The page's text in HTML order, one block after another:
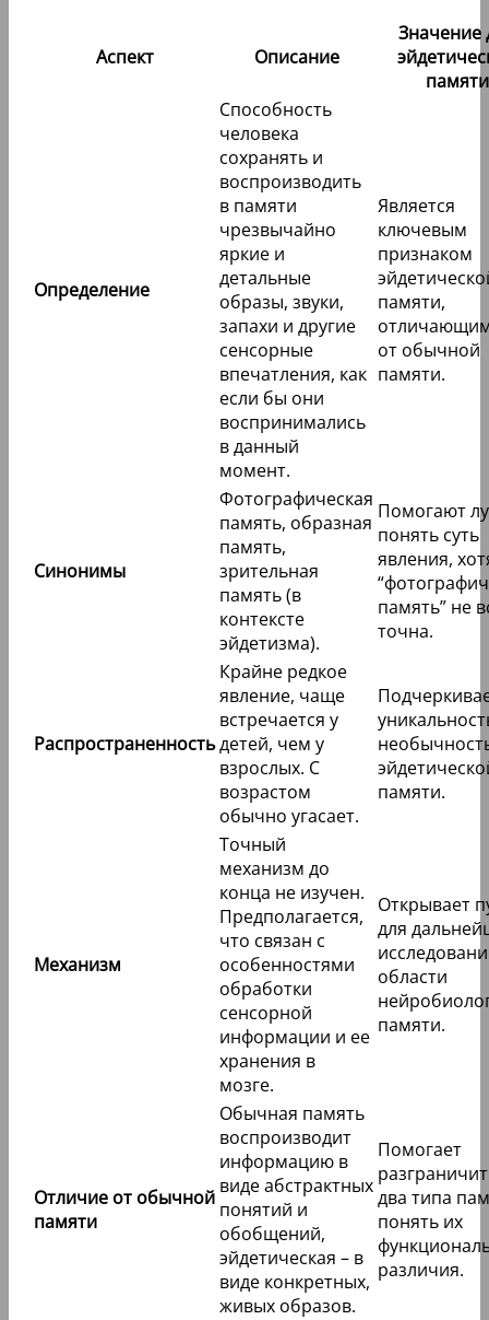
Аспект Описание
Значение
памяти
Определение
Способность
человека
сохранять и
воспроизводить
в памяти
чрезвычайно
яркие и
детальные
образы, звуки,
запахи и другие
сенсорные
впечатления, как
если бы они
воспринимались
в данный
момент.
Является
ключевым
признаком
памяти,
от обычной
памяти.
Синонимы
Фотографическая
память, образная
память,
зрительная
память (в
контексте
эйдетизма).
Помогают
понять суть
явления,
память” не
точна.
Распространенность
Крайне редкое
явление, чаще
встречается у
детей, чем у
взрослых. С
возрастом
обычно угасает.
памяти.
Механизм
Точный
механизм до
конца не изучен.
Предполагается,
что связан с
особенностями
обработки
сенсорной
информации и ее
хранения в
мозге.
Открывает
для
области
памяти.
Отличие от обычной
памяти
Обычная память
воспроизводит
информацию в
виде абстрактных
понятий и
обобщений,
эйдетическая – в
виде конкретных,
живых образов.
Помогает
два типа
понять их
различия.